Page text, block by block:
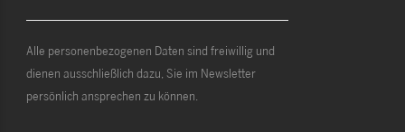
Alle personenbezogenen Daten sind freiwillig und
dienen ausschließlich dazu, Sie im Newsletter
persönlich ansprechen zu können.